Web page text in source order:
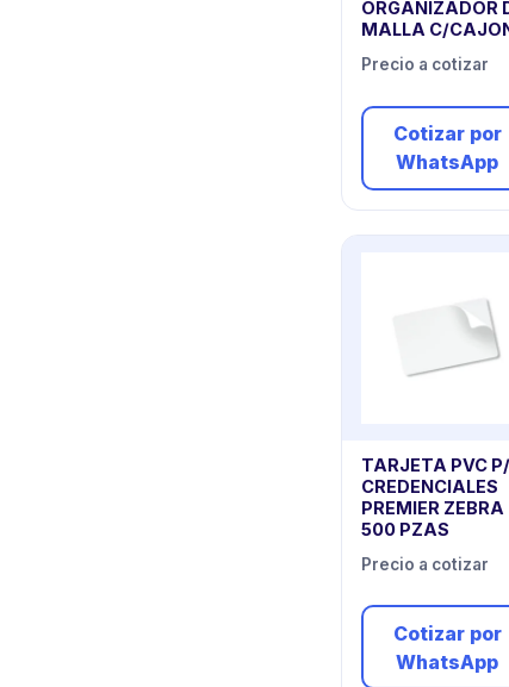
ORGANIZADOR
MALLA C/
Precio a cotizar
Cotizar por
WhatsApp
TARJETA PVC P/
CREDENCIALES
PREMIER ZEBRA
500 PZAS
Precio a cotizar
Cotizar por
WhatsApp